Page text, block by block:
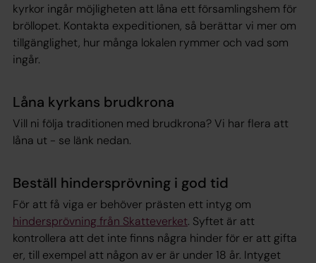
kyrkor ingår möjligheten att låna ett församlingshem för
bröllopet. Kontakta expeditionen, så berättar vi mer om
tillgänglighet, hur många lokalen rymmer och vad som
ingår.
Låna kyrkans brudkrona
Vill ni följa traditionen med brudkrona? Vi har flera att
låna ut - se länk nedan.
Beställ hindersprövning i god tid
För att få viga er behöver prästen ett intyg om
hindersprövning från Skatteverket. Syftet är att
kontrollera att det inte finns några hinder för er att gifta
er, till exempel att någon av er är under 18 år. Intyget